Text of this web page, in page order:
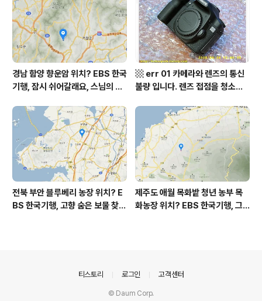
영역 외국어영역 전문 해석, Engli
sh to Korean translation
디? / 강원도 화천군 가볼 만한 곳
비수구미 마을, 파로호
경남 함양 향운암 위치? EBS 한국
기행, 잠시 쉬어갈래요, 스님의 어
상남도 함양군 가볼 만한 곳, 용추
계곡 향운암 명천스님, 덕유산 황
석산 거망산 기백산
▩ err 01 카메라와 렌즈의 통신
불량 입니다. 렌즈 접점을 청소하
전북 부안 블루베리 농장 위치? E
BS 한국기행, 고향 숨은 보물 찾
제주도 애월 목화밭 청년 농부 목
화농장 위치? EBS 한국기행, 그
티스토리 로그인 고객센터
© Daum Corp.